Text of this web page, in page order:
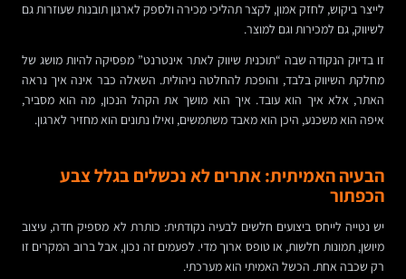
לייצר ביקוש, לחזק אמון, לקצר תהליכי מכירה ולספק לארגון תובנות שעוזרות גם
לשיווק, גם למכירות וגם למוצר.
זו בדיוק הנקודה שבה “תוכנית שיווק לאתר אינטרנט” מפסיקה להיות מושג של
מחלקת השיווק בלבד, והופכת להחלטה ניהולית. השאלה כבר אינה איך נראה
האתר, אלא איך הוא עובד. איך הוא מושך את הקהל הנכון, מה הוא מסביר,
איפה הוא משכנע, היכן הוא מאבד משתמשים, ואילו נתונים הוא מחזיר לארגון.
הבעיה האמיתית: אתרים לא נכשלים בגלל צבע
הכפתור
יש נטייה לייחס ביצועים חלשים לבעיה נקודתית: כותרת לא מספיק חדה, עיצוב
מיושן, תמונות חלשות, או טופס ארוך מדי. לפעמים זה נכון, אבל ברוב המקרים זו
רק שכבה אחת. הכשל האמיתי הוא מערכתי.